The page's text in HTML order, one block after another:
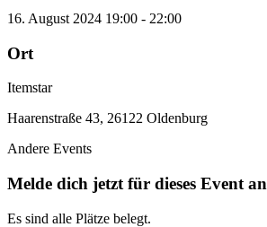
16. August 2024 19:00 - 22:00
Ort
Itemstar
Haarenstraße 43, 26122 Oldenburg
Andere Events
Melde dich jetzt für dieses Event an
Es sind alle Plätze belegt.